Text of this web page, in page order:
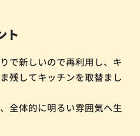
ト
で新しいので再利用し、キ
残してキッチンを取替まし
全体的に明るい雰囲気へ生